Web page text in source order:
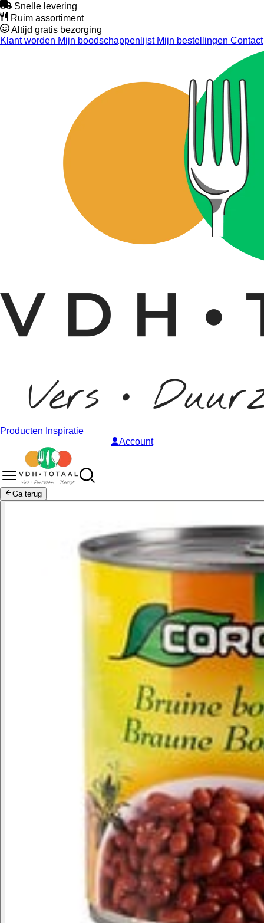
Snelle levering
Ruim assortiment
Altijd gratis bezorging
Klant worden Mijn boodschappenlijstMijn bestellingen Contact
Producten Inspiratie
Account
Ga terug